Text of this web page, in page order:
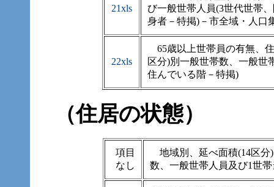
21xls
び一般世帯人員(3世代世帯
身者－特掲)－市全域・人口
22xls
65歳以上世帯員の有無、
区分)別一般世帯数、一般世
住んでいる階－特掲)
（住居の状態）
項目
なし
地域別、延べ面積(14区分
数、一般世帯人員及び1世